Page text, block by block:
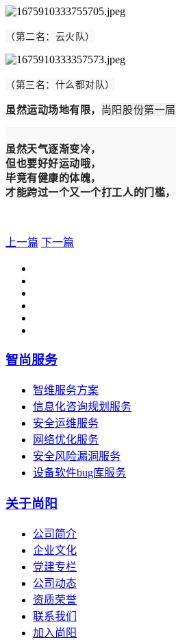
（第二名：云火队）
（第三名：什么都对队）
虽然运动场地有限， 尚阳股份第一
虽然天气逐渐变冷，
但也要好好运动哦，
毕竟有健康的体魄，
才能跨过一个又一个打工人的门槛，
上一篇 下一篇
智尚服务
智维服务方案
信息化咨询规划服务
安全运维服务
网络优化服务
安全风险漏洞服务
设备软件bug库服务
关于尚阳
公司简介
企业文化
党建专栏
公司动态
资质荣誉
联系我们
加入尚阳